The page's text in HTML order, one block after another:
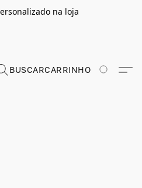
na loja
BUSCARCARRINHO